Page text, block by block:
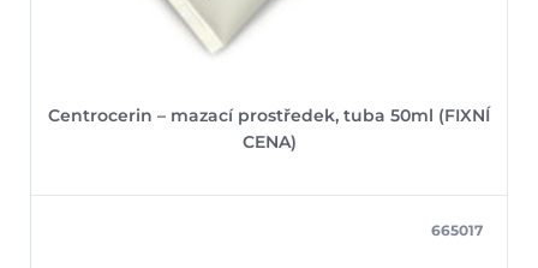
Centrocerin – mazací prostředek, tuba 50ml (FIXNÍ
CENA)
665017